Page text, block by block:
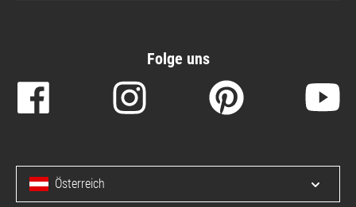
Folge uns
Österreich